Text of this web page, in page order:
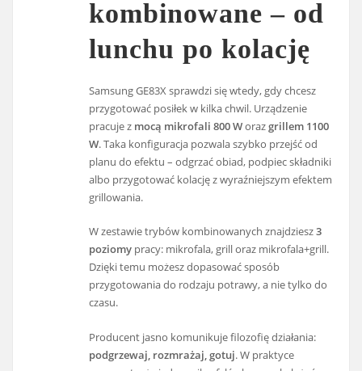
kombinowane – od
lunchu po kolację
Samsung GE83X sprawdzi się wtedy, gdy chcesz
przygotować posiłek w kilka chwil. Urządzenie
pracuje z mocą mikrofali 800 Worazgrillem 1100
W. Taka konfiguracja pozwala szybko przejść od
planu do efektu – odgrzać obiad, podpiec składniki
albo przygotować kolację z wyraźniejszym efektem
grillowania.
W zestawie trybów kombinowanych znajdziesz3
poziomy pracy: mikrofala, grill oraz mikrofala+grill.
Dzięki temu możesz dopasować sposób
przygotowania do rodzaju potrawy, a nie tylko do
czasu.
Producent jasno komunikuje filozofię działania:
podgrzewaj, rozmrażaj, gotuj. W praktyce